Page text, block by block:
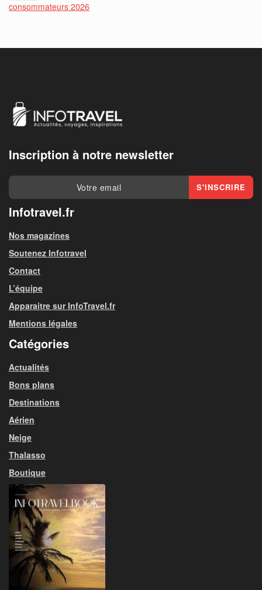
consommateurs 2026
Inscription à notre newsletter
Infotravel.fr
Nos magazines
Soutenez Infotravel
Contact
L’équipe
Apparaitre sur InfoTravel.fr
Mentions légales
Catégories
Actualités
Bons plans
Destinations
Aérien
Neige
Thalasso
Boutique